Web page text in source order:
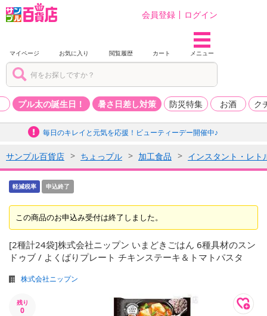
会員登録 ログイン
マイページ お気に入り 閲覧履歴 カート メニュー
プル太の誕生日！ 暑さ日差し対策 防災特集 お酒 ク
毎日のキレイと元気を応援！ビューティーデー開催中♪
サンプル百貨店 ちょっプル 加工食品 インスタント・レト
軽減税率 申込終了
この商品のお申込み受付は終了しました。
[2種計24袋]株式会社ニップン いまどきごはん 6種具材のスン
ドゥブ / よくばりプレート チキンステーキ＆トマトパスタ
株式会社ニップン
残り
0